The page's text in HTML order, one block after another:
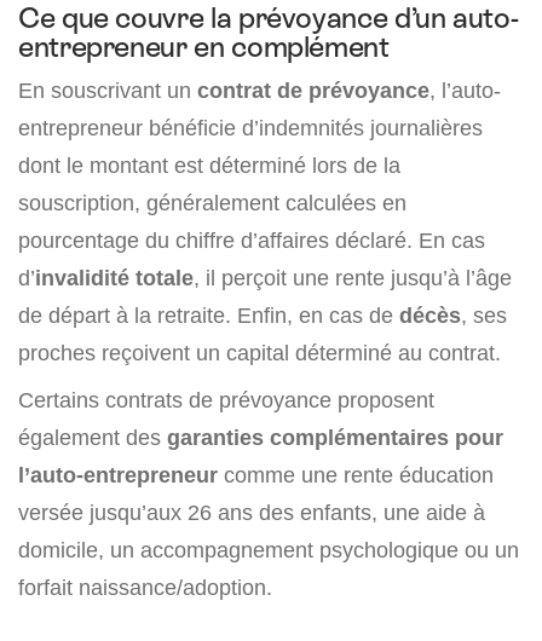
Ce que couvre la prévoyance d’un auto-
entrepreneur en complément
En souscrivant un contrat de prévoyance, l’auto-
entrepreneur bénéficie d’indemnités journalières
dont le montant est déterminé lors de la
souscription, généralement calculées en
pourcentage du chiffre d’affaires déclaré. En cas
d’invalidité totale, il perçoit une rente jusqu’à l’âge
de départ à la retraite. Enfin, en cas de décès, ses
proches reçoivent un capital déterminé au contrat.
Certains contrats de prévoyance proposent
également des garanties complémentaires pour
l’auto-entrepreneur comme une rente éducation
versée jusqu’aux 26 ans des enfants, une aide à
domicile, un accompagnement psychologique ou un
forfait naissance/adoption.